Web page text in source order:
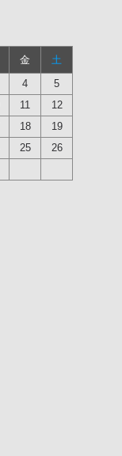
金
土
4
5
11
12
18
19
25
26